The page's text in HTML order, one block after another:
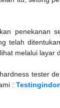
penekanan
telah
melalui layar
tester
: